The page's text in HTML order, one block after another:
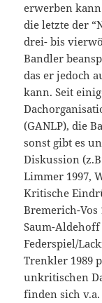
erwerben
die letzte der
drei- bis
Bandler
das er jedoch
kann. Seit
(GANLP), die
sonst gibt es
Diskussion
Limmer 1997,
Kritische
Bremerich-Vos
Saum-Aldehoff
Federspiel/
Trenkler 1989
unkritischen
finden sich